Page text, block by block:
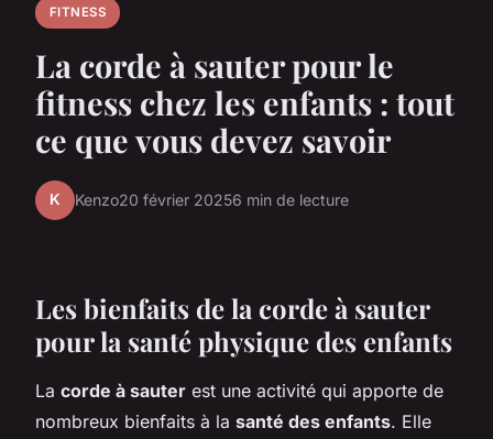
FITNESS
La corde à sauter pour le
fitness chez les enfants : tout
ce que vous devez savoir
K Kenzo20 février 20256 min de lecture
Les bienfaits de la corde à sauter
pour la santé physique des enfants
La corde à sauter est une activité qui apporte de
nombreux bienfaits à la santé des enfants. Elle